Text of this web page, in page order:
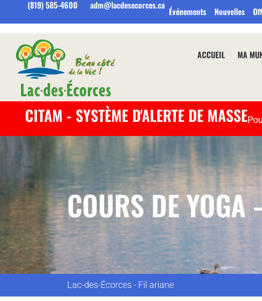
(819) 585-4600 adm@lacdesecorces.ca
Événements Nouvelles
ACCUEIL MA
CITAM - SYSTÈME D'ALERTE DE MASSE
COURS DE
Lac-des-Écorces - Fil ariane